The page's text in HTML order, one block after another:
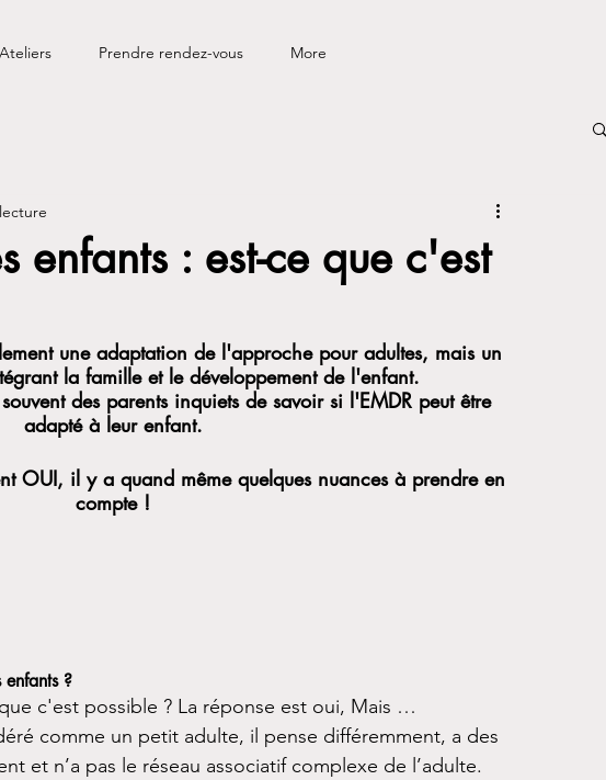
Prendre rendez-vous More
enfants : est-ce que c'est
une adaptation de l'approche pour adultes, mais un
la famille et le développement de l'enfant.
des parents inquiets de savoir si l'EMDR peut être
adapté à leur enfant.
OUI, il y a quand même quelques nuances à prendre en
compte !
?
c'est possible ? La réponse est oui, Mais …
comme un petit adulte, il pense différemment, a des
et n’a pas le réseau associatif complexe de l’adulte.